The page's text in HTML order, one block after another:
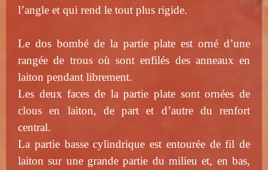
l’angle et qui rend le tout plus rigide.
Le dos bombé de la partie plate est orné d’une
rangée de trous où sont enfilés des anneaux en
laiton pendant librement.
Les deux faces de la partie plate sont ornées de
clous en laiton, de part et d’autre du renfort
central.
La partie basse cylindrique est entourée de fil de
laiton sur une grande partie du milieu et, en bas,